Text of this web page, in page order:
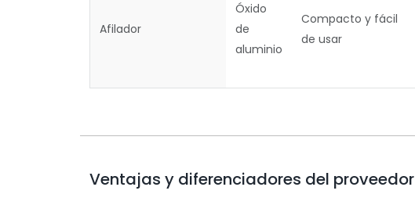
Afilador
Óxido
de
aluminio
Compacto y fácil
de usar
Ventajas y diferenciadores del proveedor